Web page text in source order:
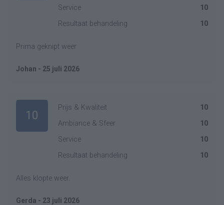
Service
10
Resultaat behandeling
10
Prima geknipt weer
Johan - 25 juli 2026
10
Prijs & Kwaliteit
10
Ambiance & Sfeer
10
Service
10
Resultaat behandeling
10
Alles klopte weer.
Gerda - 23 juli 2026